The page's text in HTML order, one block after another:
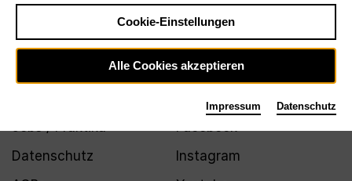
Jobs / Praktika
Datenschutz
Facebook
Instagram
Cookie-Einstellungen
Alle Cookies akzeptieren
Impressum Datenschutz